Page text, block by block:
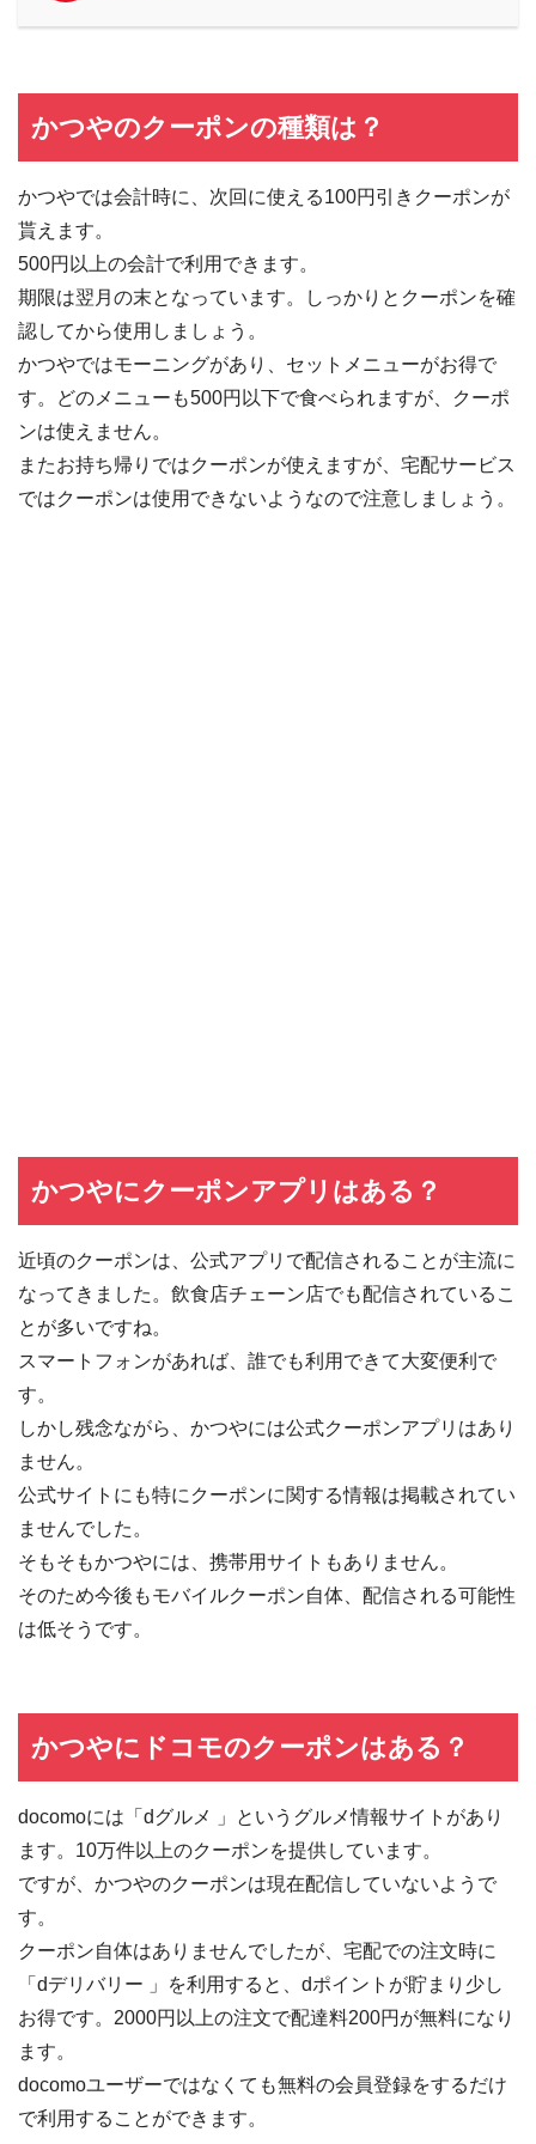
かつやのクーポンの種類は？
かつやでは会計時に、次回に使える100円引きクーポンが
貰えます。
500円以上の会計で利用できます。
期限は翌月の末となっています。しっかりとクーポンを確
認してから使用しましょう。
かつやではモーニングがあり、セットメニューがお得で
す。どのメニューも500円以下で食べられますが、クーポ
ンは使えません。
またお持ち帰りではクーポンが使えますが、宅配サービス
ではクーポンは使用できないようなので注意しましょう。
かつやにクーポンアプリはある？
近頃のクーポンは、公式アプリで配信されることが主流に
なってきました。飲食店チェーン店でも配信されているこ
とが多いですね。
スマートフォンがあれば、誰でも利用できて大変便利で
す。
しかし残念ながら、かつやには公式クーポンアプリはあり
ません。
公式サイトにも特にクーポンに関する情報は掲載されてい
ませんでした。
そもそもかつやには、携帯用サイトもありません。
そのため今後もモバイルクーポン自体、配信される可能性
は低そうです。
かつやにドコモのクーポンはある？
docomoには「dグルメ 」というグルメ情報サイトがあり
ます。10万件以上のクーポンを提供しています。
ですが、かつやのクーポンは現在配信していないようで
す。
クーポン自体はありませんでしたが、宅配での注文時に
「dデリバリー 」を利用すると、dポイントが貯まり少し
お得です。2000円以上の注文で配達料200円が無料になり
ます。
docomoユーザーではなくても無料の会員登録をするだけ
で利用することができます。